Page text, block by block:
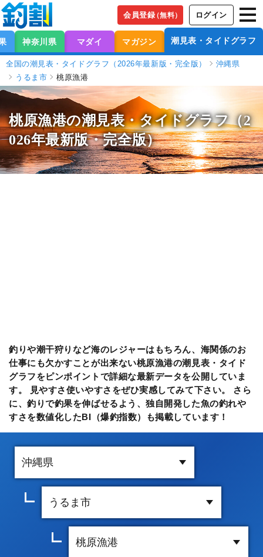
会員登録（無料） ログイン
神奈川県 マダイ マガジン 潮見表・タイドグラフ
全国の潮見表・タイドグラフ（2026年最新版・完全版）
沖縄県
うるま市
桃原漁港
桃原漁港の潮見表・タイドグラフ（2
026年最新版・完全版）
釣りや潮干狩りなど海のレジャーはもちろん、海関係のお
仕事にも欠かすことが出来ない桃原漁港の潮見表・タイド
グラフをピンポイントで詳細な最新データを公開していま
す。 見やすさ使いやすさをぜひ実感してみて下さい。 さら
に、釣りで釣果を伸ばせるよう、独自開発した魚の釣れや
すさを数値化したBI（爆釣指数）も掲載しています！